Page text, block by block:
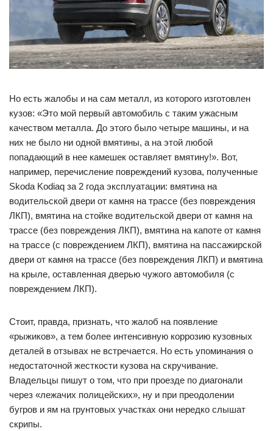
Но есть жалобы и на сам металл, из которого изготовлен
кузов: «Это мой первый автомобиль с таким ужасным
качеством металла. До этого было четыре машины, и на
них не было ни одной вмятины, а на этой любой
попадающий в нее камешек оставляет вмятину!». Вот,
например, перечисление повреждений кузова, полученные
Skoda Kodiaq за 2 года эксплуатации: вмятина на
водительской двери от камня на трассе (без повреждения
ЛКП), вмятина на стойке водительской двери от камня на
трассе (без повреждения ЛКП), вмятина на капоте от камня
на трассе (с повреждением ЛКП), вмятина на пассажирской
двери от камня на трассе (без повреждения ЛКП) и вмятина
на крыле, оставленная дверью чужого автомобиля (с
повреждением ЛКП).
Стоит, правда, признать, что жалоб на появление
«рыжиков», а тем более интенсивную коррозию кузовных
деталей в отзывах не встречается. Но есть упоминания о
недостаточной жесткости кузова на скручивание.
Владельцы пишут о том, что при проезде по диагонали
через «лежачих полицейских», ну и при преодолении
бугров и ям на грунтовых участках они нередко слышат
скрипы.